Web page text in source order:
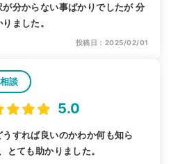
分からない事ばかりでしたが 分
ました。
投稿日：2025/02/01
談
5.0
すれば良いのかわか何も知ら
とても助かりました。